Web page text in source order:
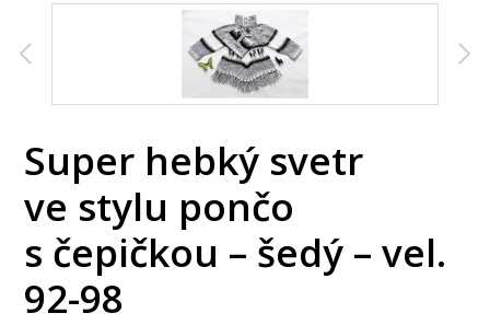
Super hebký svetr
ve stylu pončo
s čepičkou – šedý – vel.
92-98